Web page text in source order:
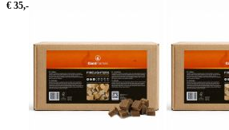
€ 35,-